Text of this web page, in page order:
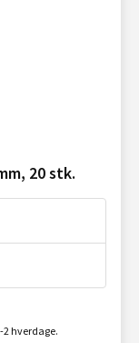
20 stk.
2 hverdage.